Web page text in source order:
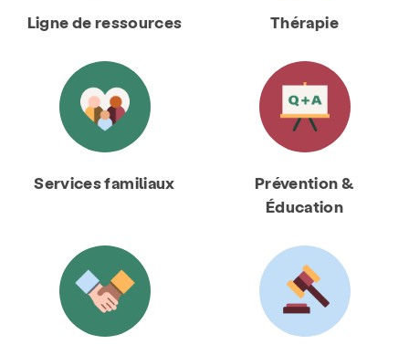
Ligne de ressources Thérapie
Services familiaux
Prévention &
Éducation